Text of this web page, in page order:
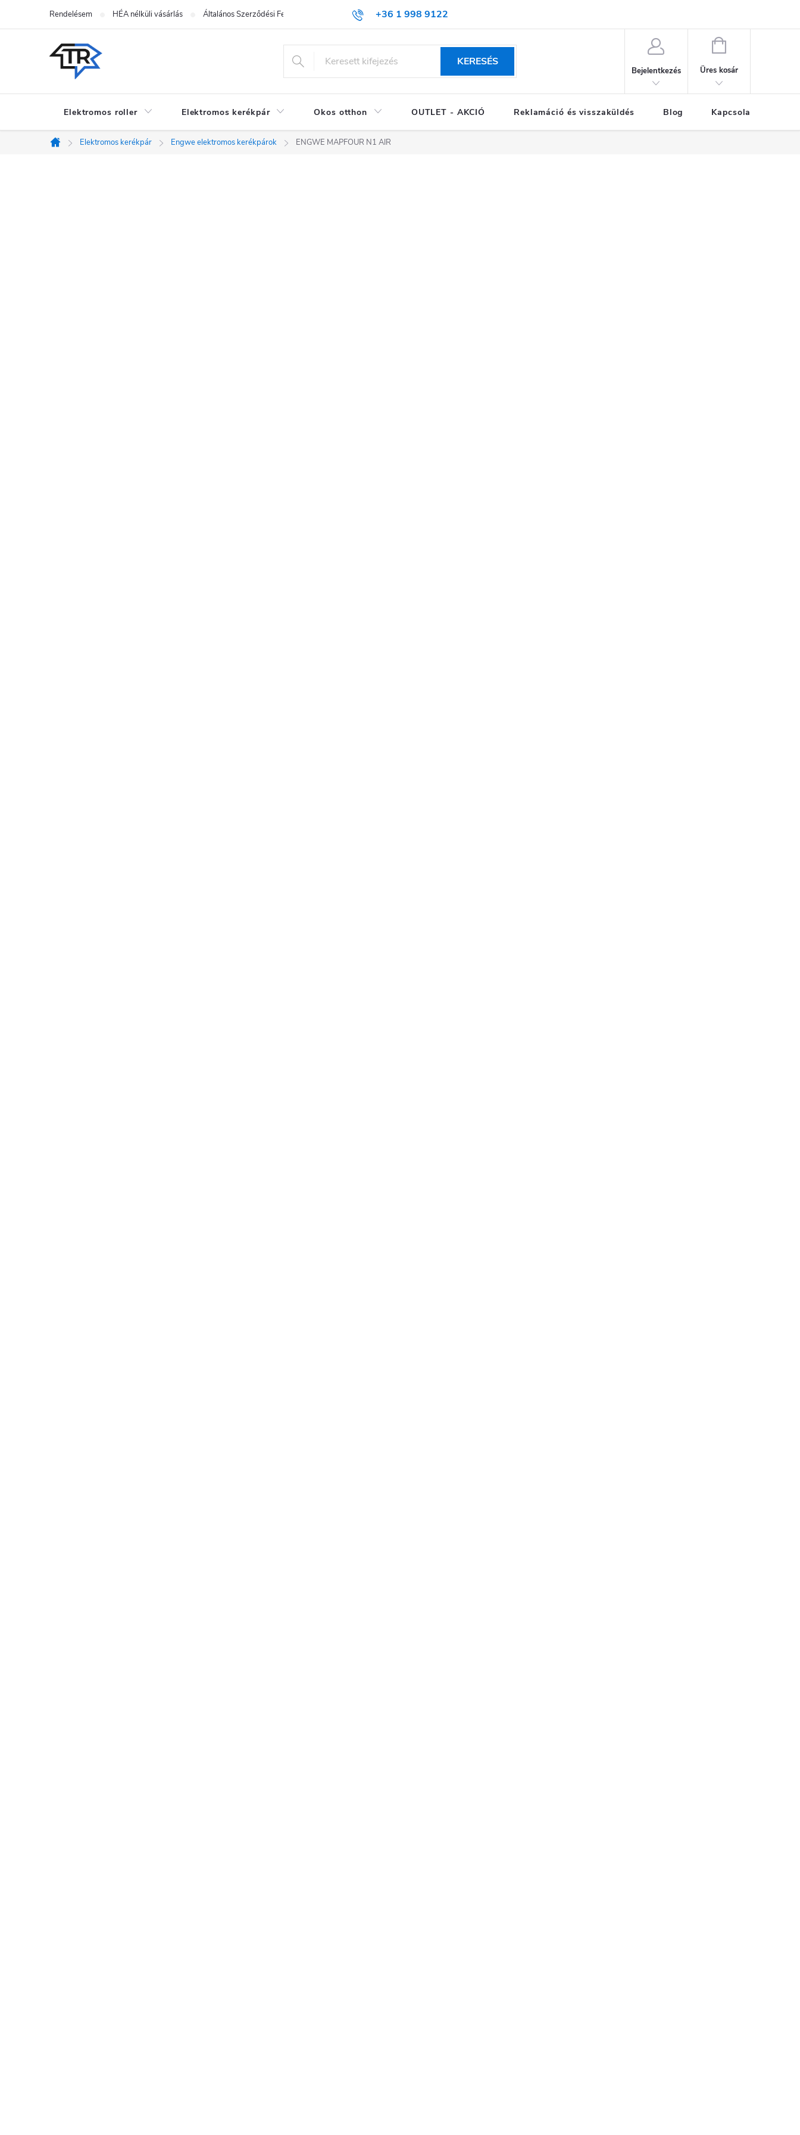
tartalomhoz
+36 1 998 9122
Rendelésem HÉA nélküli vásárlás Általános Szerződési Feltételek (ÁSZF)
KERESÉS
Bejelentkezés
KOSÁR
Üres kosár
Elektromos roller Elektromos kerékpár Okos otthon OUTLET - AKCIÓ Reklamáció és visszaküldés Blog Kapcsolat
Kezdőlap
Elektromos kerékpár Engwe elektromos kerékpárok ENGWE MAPFOUR N1 AIR